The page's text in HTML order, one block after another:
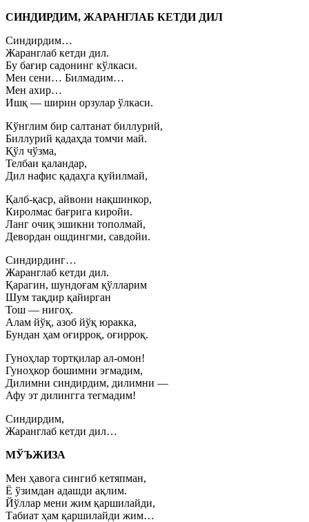
СИНДИРДИМ, ЖАРАНГЛАБ КЕТДИ ДИЛ
Синдирдим…
Жаранглаб кетди дил.
Бу бағир садонинг кўлкаси.
Мен сени… Билмадим…
Мен ахир…
Ишқ — ширин орзулар ўлкаси.
Кўнглим бир салтанат биллурий,
Биллурий қадаҳда томчи май.
Қўл чўзма,
Телбаи қаландар,
Дил нафис қадаҳга қуйилмай,
Қалб-қаср, айвони нақшинкор,
Киролмас бағрига киройи.
Ланг очиқ эшикни тополмай,
Девордан ошдингми, савдойи.
Синдирдинг…
Жаранглаб кетди дил.
Қарагин, шундоғам қўлларим
Шум тақдир қайирган
Тош — нигоҳ.
Алам йўқ, азоб йўқ юракка,
Бундан ҳам оғирроқ, оғирроқ.
Гуноҳлар тортқилар ал-омон!
Гуноҳкор бошимни эгмадим,
Дилимни синдирдим, дилимни —
Афу эт дилингга тегмадим!
Синдирдим,
Жаранглаб кетди дил…
МЎЪЖИЗА
Мен ҳавога сингиб кетяпман,
Ё ўзимдан адашди ақлим.
Йўллар мени жим қаршилайди,
Табиат ҳам қаршилайди жим…